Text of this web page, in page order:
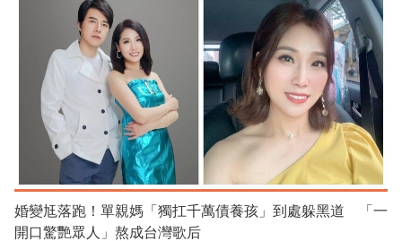
婚變尪落跑！單親媽「獨扛千萬債養孩」到處躲黑道 「一
開口驚艷眾人」熬成台灣歌后